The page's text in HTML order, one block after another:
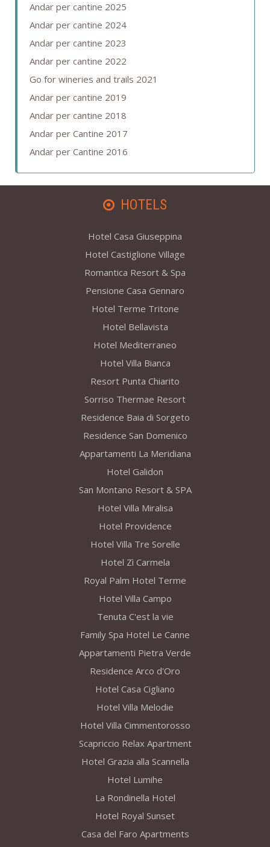
Andar per cantine 2025
Andar per cantine 2024
Andar per cantine 2023
Andar per cantine 2022
Go for wineries and trails 2021
Andar per cantine 2019
Andar per cantine 2018
Andar per Cantine 2017
Andar per Cantine 2016
HOTELS
Hotel Casa Giuseppina
Hotel Castiglione Village
Romantica Resort & Spa
Pensione Casa Gennaro
Hotel Terme Tritone
Hotel Bellavista
Hotel Mediterraneo
Hotel Villa Bianca
Resort Punta Chiarito
Sorriso Thermae Resort
Residence Baia di Sorgeto
Residence San Domenico
Appartamenti La Meridiana
Hotel Galidon
San Montano Resort & SPA
Hotel Villa Miralisa
Hotel Providence
Hotel Villa Tre Sorelle
Hotel Zì Carmela
Royal Palm Hotel Terme
Hotel Villa Campo
Tenuta C'est la vie
Family Spa Hotel Le Canne
Appartamenti Pietra Verde
Residence Arco d'Oro
Hotel Casa Cigliano
Hotel Villa Melodie
Hotel Villa Cimmentorosso
Scapriccio Relax Apartment
Hotel Grazia alla Scannella
Hotel Lumihe
La Rondinella Hotel
Hotel Royal Sunset
Casa del Faro Apartments